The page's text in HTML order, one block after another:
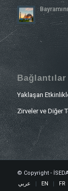
Bağlantılar
Yaklaşan
Zirveler ve Diğer
© Copyright -
عربي
EN FR